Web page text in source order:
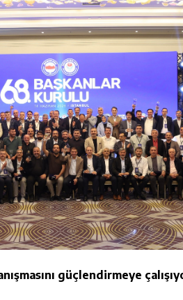
güçlendirmeye